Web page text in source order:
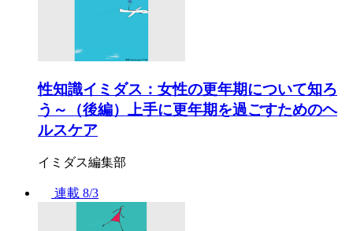
性知識イミダス：女性の更年期について知ろ
う～（後編）上手に更年期を過ごすためのヘ
ルスケア
イミダス編集部
連載 8/3